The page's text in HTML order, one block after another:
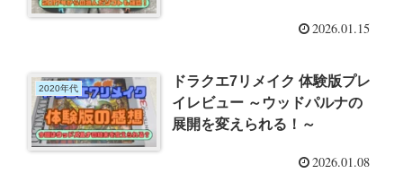
2026.01.15
2020年代
ドラクエ7リメイク 体験版プレ
イレビュー ～ウッドパルナの
展開を変えられる！～
2026.01.08